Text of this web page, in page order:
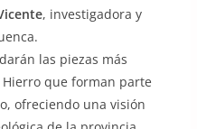
, investigadora y
las piezas más
que forman parte
ofreciendo una visión